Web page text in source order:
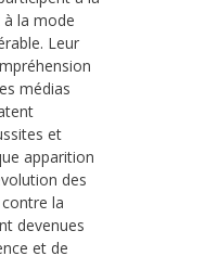
la mode
Leur
médias
et
apparition
des
la
devenues
et de